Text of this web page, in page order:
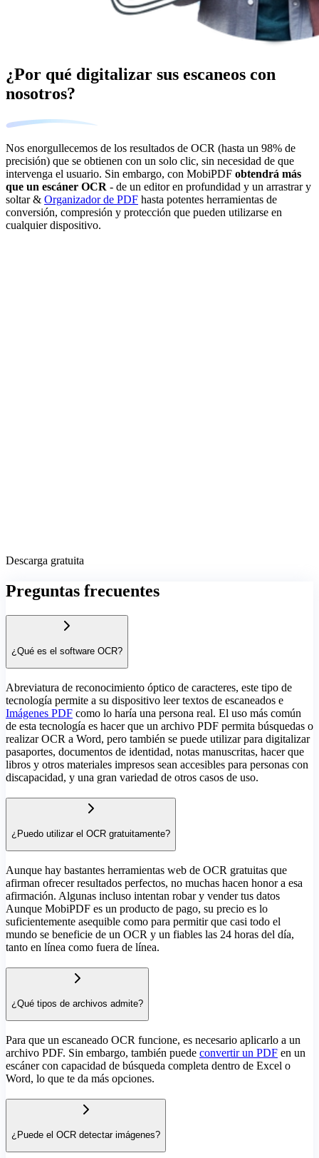
¿Por qué digitalizar sus escaneos con
nosotros?
Nos enorgullecemos de los resultados de OCR (hasta un 98% de
precisión) que se obtienen con un solo clic, sin necesidad de que
intervenga el usuario. Sin embargo, con MobiPDF obtendrá más
que un escáner OCR - de un editor en profundidad y un arrastrar y
soltar & Organizador de PDF hasta potentes herramientas de
conversión, compresión y protección que pueden utilizarse en
cualquier dispositivo.
Descarga gratuita
Preguntas frecuentes
¿Qué es el software OCR?
Abreviatura de reconocimiento óptico de caracteres, este tipo de
tecnología permite a su dispositivo leer textos de escaneados e
Imágenes PDF como lo haría una persona real. El uso más común
de esta tecnología es hacer que un archivo PDF permita búsquedas o
realizar OCR a Word, pero también se puede utilizar para digitalizar
pasaportes, documentos de identidad, notas manuscritas, hacer que
libros y otros materiales impresos sean accesibles para personas con
discapacidad, y una gran variedad de otros casos de uso.
¿Puedo utilizar el OCR gratuitamente?
Aunque hay bastantes herramientas web de OCR gratuitas que
afirman ofrecer resultados perfectos, no muchas hacen honor a esa
afirmación. Algunas incluso intentan robar y vender tus datos
Aunque MobiPDF es un producto de pago, su precio es lo
suficientemente asequible como para permitir que casi todo el
mundo se beneficie de un OCR y un fiables las 24 horas del día,
tanto en línea como fuera de línea.
¿Qué tipos de archivos admite?
Para que un escaneado OCR funcione, es necesario aplicarlo a un
archivo PDF. Sin embargo, también puede convertir un PDF en un
escáner con capacidad de búsqueda completa dentro de Excel o
Word, lo que te da más opciones.
¿Puede el OCR detectar imágenes?